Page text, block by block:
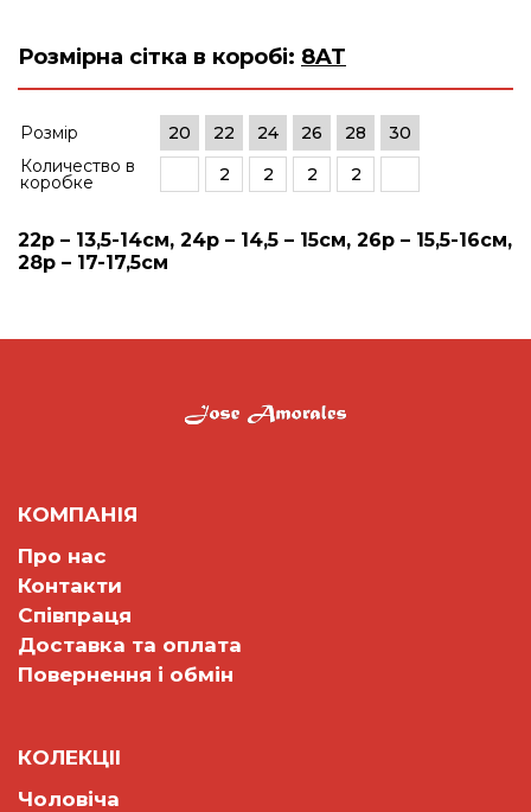
Розмірна сітка в коробі: 8AT
Розмір 20 22 24 26 28
30
Количество в
коробке 2 2 2 2
22р – 13,5-14см, 24р – 14,5 – 15см, 26р – 15,5-16см,
28р – 17-17,5см
КОМПАНІЯ
Про нас
Контакти
Співпраця
Доставка та оплата
Повернення і обмін
КОЛЕКЦII
Чоловіча